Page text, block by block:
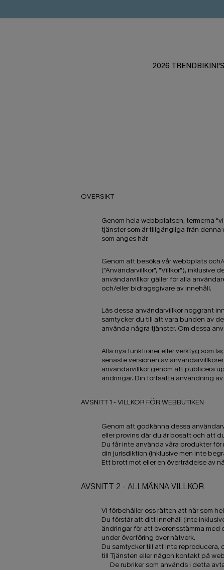
2026 TRENDBIKINI'S
ÖVERSIKT
Genom hela webbplatsen, termerna
tjänster som är tillgängliga från
som anges här.
Genom att besöka vår webbplats
("Användarvillkor", "Villkor"), inklusive
användarvillkor gäller för alla
och/eller bidragsgivare av innehåll.
Läs dessa användarvillkor noggrant
samtycker du till att vara bunden av
använda några tjänster. Om dessa
Alla nya funktioner eller verktyg som
senaste versionen av
användarvillkor genom att publicera
ändringar. Din fortsatta användning
AVSNITT 1 - VILLKOR FÖR WEBBUTIKEN
Genom att godkänna dessa
eller provins där du är bosatt och att
Du får inte använda våra produkter
din jurisdiktion (inklusive men inte
Ett brott mot eller en överträdelse av
AVSNITT 2 - ALLMÄNNA VILLKOR
Vi förbehåller oss rätten att när som
Du förstår att ditt innehåll (inte
ändringar för att överensstämma
under överföring över nätverk.
Du samtycker till att inte reproducera,
till Tjänsten eller någon kontakt på
De rubriker som används i detta